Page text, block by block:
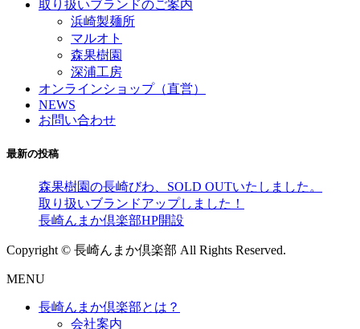
取り扱いブランドのご案内
浜崎製麺所
マルオト
森果樹園
深浦工房
オンラインショップ（直営）
NEWS
お問い合わせ
最新の投稿
森果樹園の長崎びわ、SOLD OUTいたしました。
取り扱いブランドアップしました！
長崎んまか倶楽部HP開設
Copyright © 長崎んまか倶楽部 All Rights Reserved.
MENU
長崎んまか倶楽部とは？
会社案内